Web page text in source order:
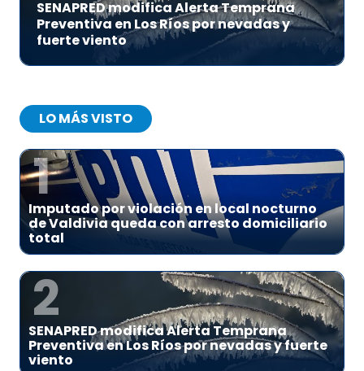
SENAPRED modifica Alerta Temprana
Preventiva en Los Ríos por nevadas y
fuerte viento
LO MÁS VISTO
1
Imputado por violación en local nocturno
de Valdivia queda con arresto domiciliario
total
2
SENAPRED modifica Alerta Temprana
Preventiva en Los Ríos por nevadas y fuerte
viento